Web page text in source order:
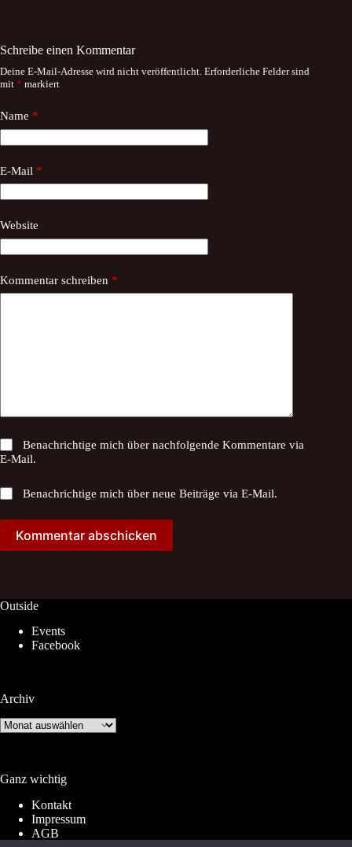
Schreibe einen Kommentar
Deine E-Mail-Adresse wird nicht veröffentlicht. Erforderliche Felder sind
mit * markiert
Name *
E-Mail *
Website
Kommentar schreiben *
Benachrichtige mich über nachfolgende Kommentare via
E-Mail.
Benachrichtige mich über neue Beiträge via E-Mail.
Kommentar abschicken
Outside
Events
Facebook
Archiv
Archiv
Ganz wichtig
Kontakt
Impressum
AGB